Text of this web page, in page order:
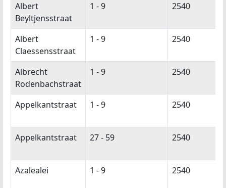
Albert
Beyltjensstraat
1 - 9 2540
Albert
Claessensstraat
1 - 9 2540
Albrecht
Rodenbachstraat
1 - 9 2540
Appelkantstraat 1 - 9 2540
Appelkantstraat 27 - 59 2540
Azalealei 1 - 9 2540